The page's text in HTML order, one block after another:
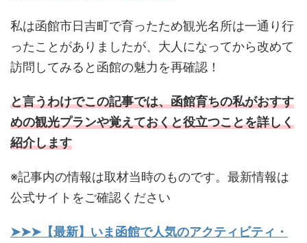
私は函館市日吉町で育ったため観光名所は一通り行
ったことがありましたが、大人になってから改めて
訪問してみると函館の魅力を再確認！
と言うわけでこの記事では、函館育ちの私がおすす
めの観光プランや覚えておくと役立つことを詳しく
紹介します
※記事内の情報は取材当時のものです。最新情報は
公式サイトをご確認ください
➤➤➤【最新】いま函館で人気のアクティビティ・